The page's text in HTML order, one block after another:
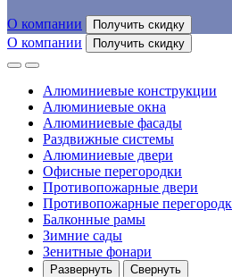
О компании Получить скидку
О компании Получить скидку
Алюминиевые конструкции
Алюминиевые окна
Алюминиевые фасады
Раздвижные системы
Алюминиевые двери
Офисные перегородки
Противопожарные двери
Противопожарные
Балконные рамы
Зимние сады
Зенитные фонари
Развернуть Свернуть